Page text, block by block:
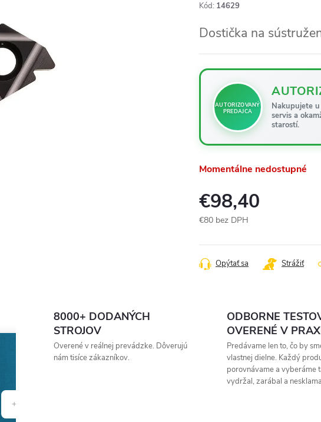
Kód: 14629
Dostička na
AUTORIZOVANÝ
PREDAJCA
Nakupujete
servis a
starostí.
Momentálne nedostupné
€98,40
€80 bez DPH
cena:
Opýtať sa Strážiť
8000+ DODANÝCH
STROJOV
Overené v reálnej prevádzke. Dôverujú
nám tisíce zákazníkov.
ODBORNE
OVERENÉ V
Predávame len to, čo by
vlastnej dielne. Každý
porovnávame a vyberáme
vydržal, zarábal a